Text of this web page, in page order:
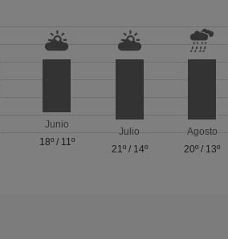
Junio
18º/ 11º
Julio
21º/ 14º
Agosto
20º / 13º